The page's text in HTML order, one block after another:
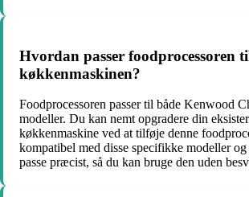
Hvordan passer foodprocessoren
køkkenmaskinen?
Foodprocessoren passer til både Kenwood
modeller. Du kan nemt opgradere din
køkkenmaskine ved at tilføje denne
kompatibel med disse specifikke modeller
passe præcist, så du kan bruge den uden